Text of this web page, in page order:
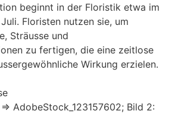
beginnt in der Floristik etwa im
Floristen nutzen sie, um
Sträusse und
zu fertigen, die eine zeitlose
Wirkung erzielen.
AdobeStock_123157602; Bild 2: